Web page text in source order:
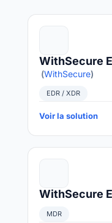
WithSecure
(WithSecure)
EDR / XDR
Voir la solution
WithSecure
MDR